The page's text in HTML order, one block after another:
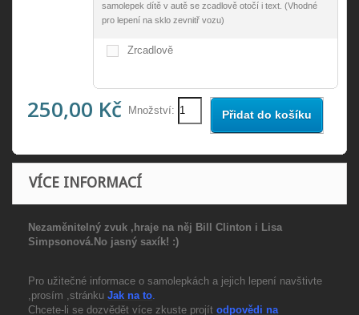
samolepek dítě v autě se zcadlově otočí i text. (Vhodné
pro lepení na sklo zevnitř vozu)
Zrcadlově
250,00 Kč Množství: Přidat do košíku
VÍCE INFORMACÍ
Nezaměnitelný zvuk ,hraje na něj Bill Clinton i Lisa
Simpsonová.No jasný saxík! :)
Pro užitečné informace o samolepkách a jejich lepení navštivte
,prosím ,stránku Jak na to.
Chcete-li se dozvědět více zkuste projít odpovědi na